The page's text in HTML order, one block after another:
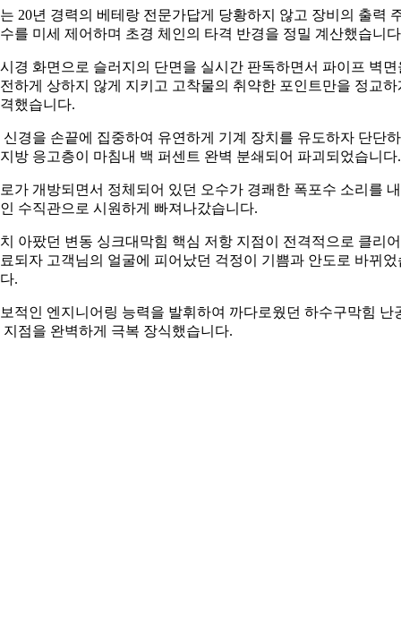
20년 경력의 베테랑 전문가답게 당황하지 않고 장비의 출력
를 미세 제어하며 초경 체인의 타격 반경을 정밀 계산했습니
경 화면으로 슬러지의 단면을 실시간 판독하면서 파이프 벽면
하게 상하지 않게 지키고 고착물의 취약한 포인트만을 정교하
했습니다.
신경을 손끝에 집중하여 유연하게 기계 장치를 유도하자 단단
방 응고층이 마침내 백 퍼센트 완벽 분쇄되어 파괴되었습니다.
가 개방되면서 정체되어 있던 오수가 경쾌한 폭포수 소리를
수직관으로 시원하게 빠져나갔습니다.
아팠던 변동 싱크대막힘 핵심 저항 지점이 전격적으로 클리어
되자 고객님의 얼굴에 피어났던 걱정이 기쁨과 안도로 바뀌었
.
적인 엔지니어링 능력을 발휘하여 까다로웠던 하수구막힘 난
지점을 완벽하게 극복 장식했습니다.